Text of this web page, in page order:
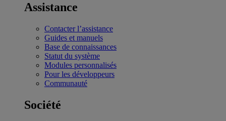
Assistance
Contacter l’assistance
Guides et manuels
Base de connaissances
Statut du système
Modules personnalisés
Pour les développeurs
Communauté
Société